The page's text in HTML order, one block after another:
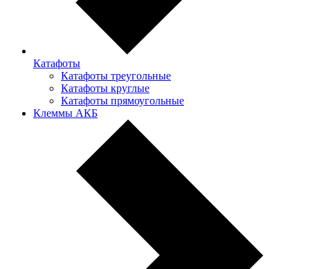
Катафоты
Катафоты треугольные
Катафоты круглые
Катафоты прямоугольные
Клеммы АКБ